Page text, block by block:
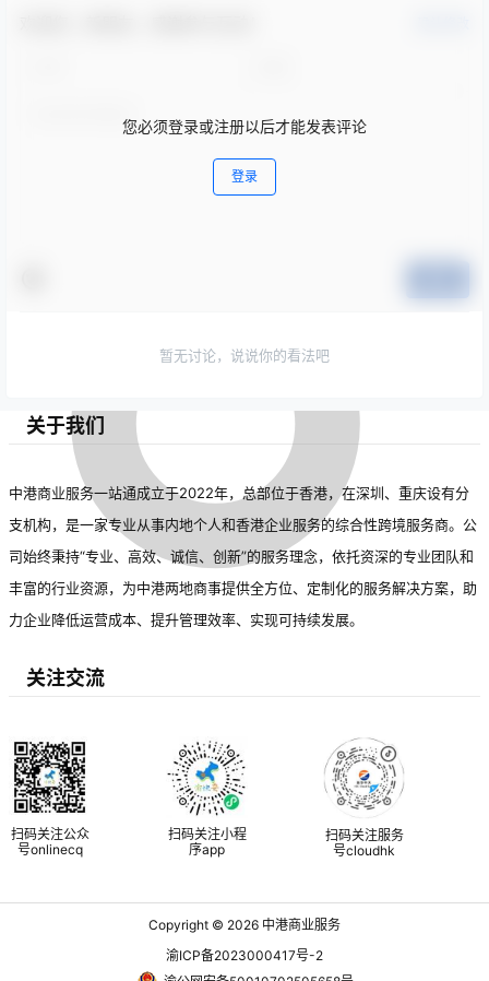
您必须登录或注册以后才能发表评论
登录
暂无讨论，说说你的看法吧
关于我们
中港商业服务一站通成立于2022年，总部位于香港，在深圳、重庆设有分
支机构，是一家专业从事内地个人和香港企业服务的综合性跨境服务商。公
司始终秉持“专业、高效、诚信、创新”的服务理念，依托资深的专业团队和
丰富的行业资源，为中港两地商事提供全方位、定制化的服务解决方案，助
力企业降低运营成本、提升管理效率、实现可持续发展。
关注交流
扫码关注公众
号onlinecq
扫码关注小程
序app
扫码关注服务
号cloudhk
Copyright © 2026 中港商业服务
渝ICP备2023000417号-2